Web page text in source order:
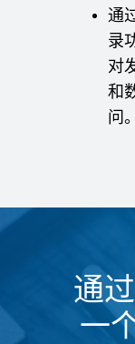
通
录
对
和
问。
通
一